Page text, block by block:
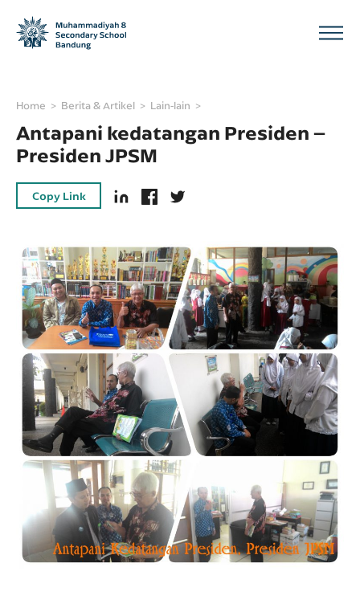
Home Berita & Artikel Lain-lain
Antapani kedatangan Presiden –
Presiden JPSM
Copy Link